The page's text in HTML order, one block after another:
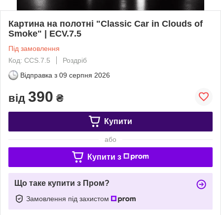
Картина на полотні "Classic Сar in Сlouds of
Smoke" | ECV.7.5
Під замовлення
Код: CCS.7.5
Роздріб
Відправка з 09 серпня 2026
від 390 ₴
Купити
або
Купити з
Що таке купити з Пром?
Замовлення під захистом